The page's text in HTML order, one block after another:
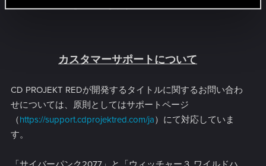
カスタマーサポートについて
CD PROJEKT REDが開発するタイトルに関するお問い合わ
せについては、原則としてはサポートページ
（https://support.cdprojektred.com/ja）にて対応していま
す。